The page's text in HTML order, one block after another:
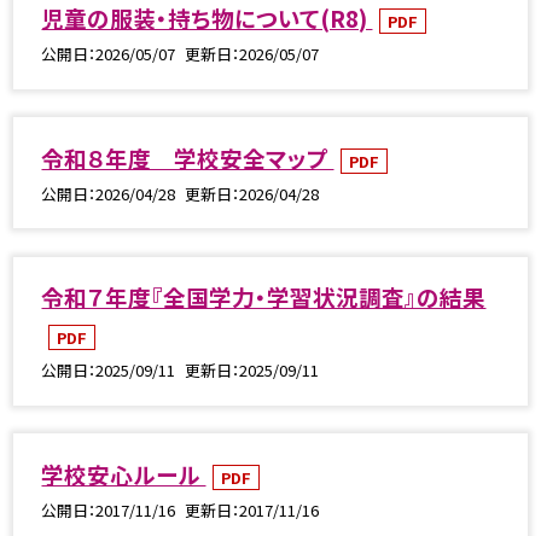
児童の服装・持ち物について(R8)
PDF
公開日 2026/05/07 更新日 2026/05/07
令和８年度 学校安全マップ
PDF
公開日 2026/04/28 更新日 2026/04/28
令和７年度『全国学力・学習状況調査』の結果
PDF
公開日 2025/09/11 更新日 2025/09/11
学校安心ルール
PDF
公開日 2017/11/16 更新日 2017/11/16